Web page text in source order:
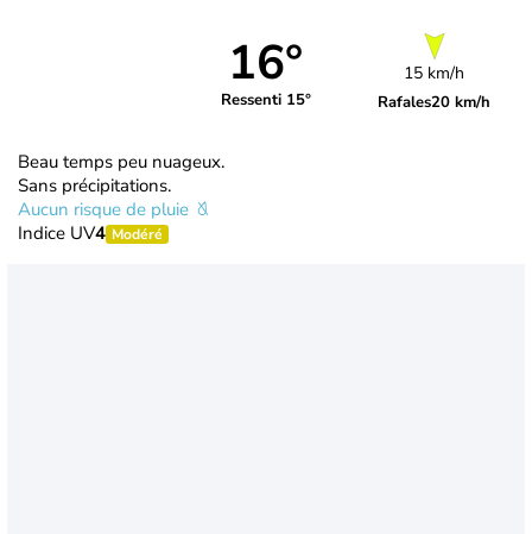
16°
Ressenti 15°
15 km/h
Rafales20 km/h
Beau temps peu nuageux.
Sans précipitations.
Aucun risque de pluie
Indice UV4 Modéré